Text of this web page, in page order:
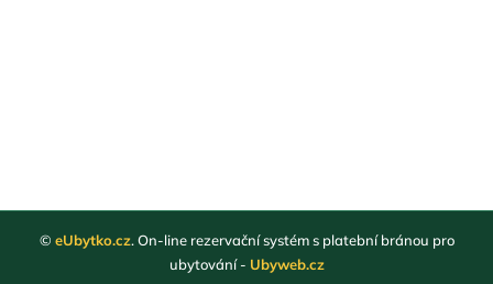
© eUbytko.cz. On-line rezervační systém s platební bránou pro
ubytování - Ubyweb.cz